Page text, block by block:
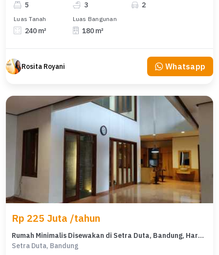
5 3 2
Luas Tanah
240 m²
Luas Bangunan
180 m²
Rosita Royani Whatsapp
Rp 225 Juta /tahun
Rumah Minimalis Disewakan di Setra Duta, Bandung, Harga Ekonomis
Setra Duta, Bandung